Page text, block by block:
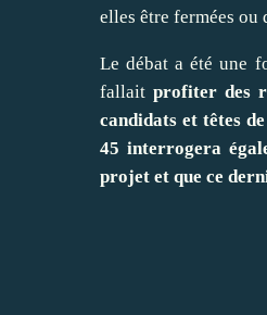
elles être fermées ou
Le débat a été une
fallait profiter des
candidats et têtes
45 interrogera
projet et que ce